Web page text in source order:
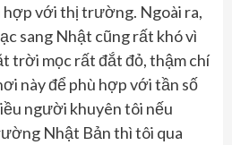
hợp với thị trường. Ngoài ra,
sang Nhật cũng rất khó vì
trời mọc rất đắt đỏ, thậm chí
này để phù hợp với tần số
người khuyên tôi nếu
Nhật Bản thì tôi qua